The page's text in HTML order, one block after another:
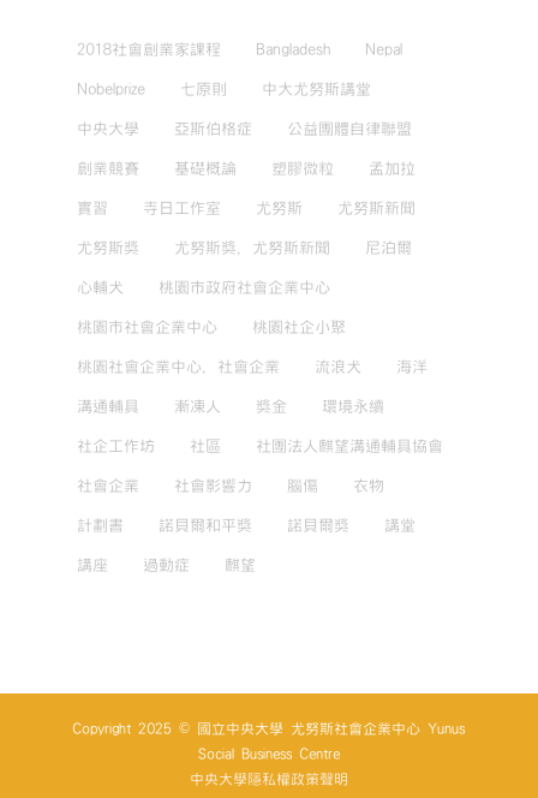
2018社會創業家課程 Bangladesh Nepal
Nobelprize 七原則 中大尤努斯講堂
中央大學 亞斯伯格症 公益團體自律聯盟
創業競賽 基礎概論 塑膠微粒 孟加拉
實習 寺日工作室 尤努斯 尤努斯新聞
尤努斯獎 尤努斯獎，尤努斯新聞 尼泊爾
心輔犬 桃園市政府社會企業中心
桃園市社會企業中心 桃園社企小聚
桃園社會企業中心，社會企業 流浪犬 海洋
溝通輔具 漸凍人 獎金 環境永續
社企工作坊 社區 社團法人麒望溝通輔具協會
社會企業 社會影響力 腦傷 衣物
計劃書 諾貝爾和平獎 諾貝爾獎 講堂
講座 過動症 麒望
Copyright 2025 © 國立中央大學 尤努斯社會企業中心 Yunus
Social Business Centre
中央大學隱私權政策聲明